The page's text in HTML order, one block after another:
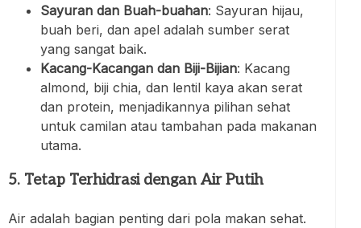
Sayuran dan Buah-buahan: Sayuran hijau,
buah beri, dan apel adalah sumber serat
yang sangat baik.
Kacang-Kacangan dan Biji-Bijian: Kacang
almond, biji chia, dan lentil kaya akan serat
dan protein, menjadikannya pilihan sehat
untuk camilan atau tambahan pada makanan
utama.
5. Tetap Terhidrasi dengan Air Putih
Air adalah bagian penting dari pola makan sehat.